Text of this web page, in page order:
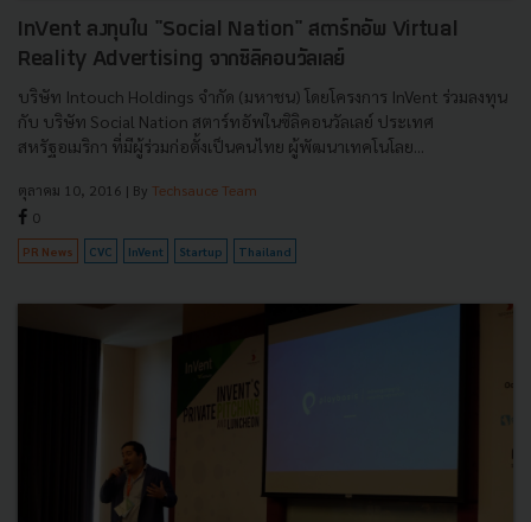
InVent ลงทุนใน "Social Nation" สตาร์ทอัพ Virtual
Reality Advertising จากซิลิคอนวัลเลย์
บริษัท Intouch Holdings จำกัด (มหาชน) โดยโครงการ InVent ร่วมลงทุน
กับ บริษัท Social Nation สตาร์ทอัพในซิลิคอนวัลเลย์ ประเทศ
สหรัฐอเมริกา ที่มีผู้ร่วมก่อตั้งเป็นคนไทย ผู้พัฒนาเทคโนโลย...
ตุลาคม 10, 2016 | By Techsauce Team
0
PR News CVC InVent Startup Thailand